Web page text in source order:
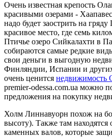
Очень известная крепость
красивыми озерами -
надо будет заострить на
красивое место, где семь
Птичье озеро Сийкалахти в
собираются самые редкие
свои деньги в выгодную
Финляндии, Испании и
очень ценится недвижимость
premier-odessa.com.ua можно
предложения на покупку
Холм Линнавуорн похож на
высоту). Также там
каменных валов, которые